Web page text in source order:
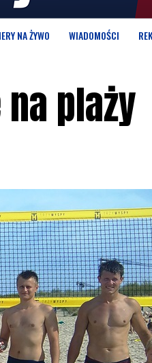
NA ŻYWO WIADOMOŚCI
plaży